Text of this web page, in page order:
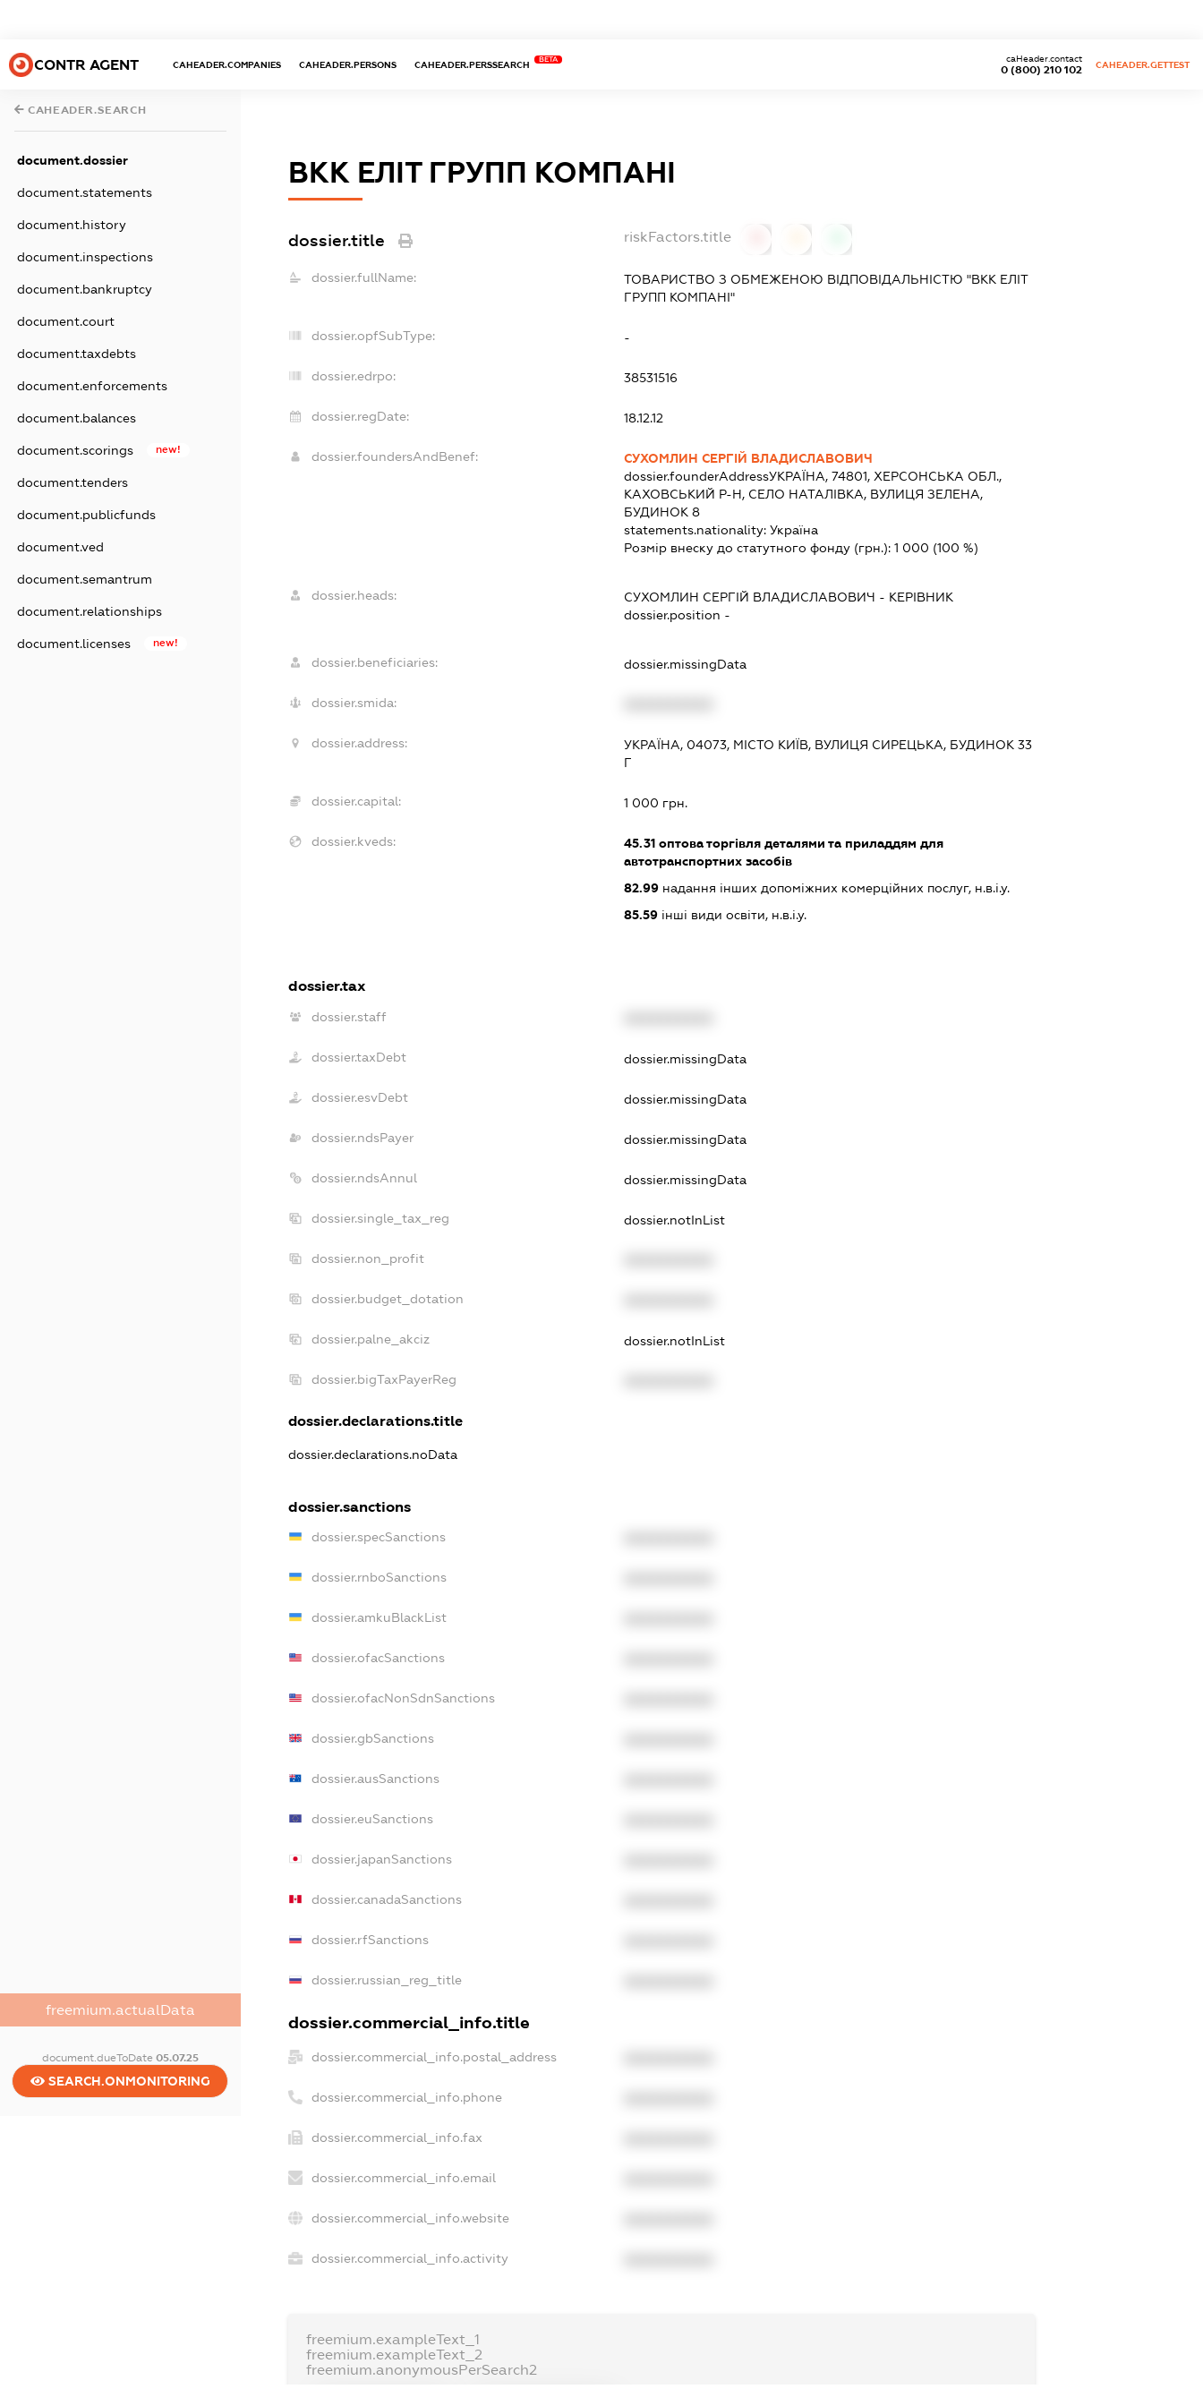
CONTR AGENT CAHEADER.COMPANIES CAHEADER.PERSONS CAHEADER.PERSSEARCH
BETA
0 (800) 210 102
caHeader.contact
CAHEADER.GETTEST
CAHEADER.SEARCH
document.dossier
document.statements
document.history
document.inspections
document.bankruptcy
document.court
document.taxdebts
document.enforcements
document.balances
document.scorings new!
document.tenders
document.publicfunds
document.ved
document.semantrum
document.relationships
document.licenses new!
freemium.actualData
document.dueToDate 05.07.25
SEARCH.ONMONITORING
ВКК ЕЛІТ ГРУПП КОМПАНІ
dossier.title riskFactors.title
dossier.fullName:
ТОВАРИСТВО З ОБМЕЖЕНОЮ ВІДПОВІДАЛЬНІСТЮ "ВКК ЕЛІТ
ГРУПП КОМПАНІ"
dossier.opfSubType: -
dossier.edrpo: 38531516
dossier.regDate: 18.12.12
dossier.foundersAndBenef:
СУХОМЛИН СЕРГІЙ ВЛАДИСЛАВОВИЧ
dossier.founderAddressУКРАЇНА, 74801, ХЕРСОНСЬКА ОБЛ.,
КАХОВСЬКИЙ Р-Н, СЕЛО НАТАЛІВКА, ВУЛИЦЯ ЗЕЛЕНА,
БУДИНОК 8
statements.nationality:Україна
Розмір внеску до статутного фонду (грн.):1 000 (100 %)
dossier.heads: СУХОМЛИН СЕРГІЙ ВЛАДИСЛАВОВИЧ - КЕРІВНИК
dossier.position -
dossier.beneficiaries: dossier.missingData
dossier.smida:
dossier.address:
УКРАЇНА, 04073, МІСТО КИЇВ, ВУЛИЦЯ СИРЕЦЬКА, БУДИНОК 33
Г
dossier.capital: 1 000 грн.
dossier.kveds: 45.31 оптова торгівля деталями та приладдям для
автотранспортних засобів
82.99 надання інших допоміжних комерційних послуг, н.в.і.у.
85.59 інші види освіти, н.в.і.у.
dossier.tax
dossier.staff
dossier.taxDebt dossier.missingData
dossier.esvDebt dossier.missingData
dossier.ndsPayer dossier.missingData
dossier.ndsAnnul dossier.missingData
dossier.single_tax_reg dossier.notInList
dossier.non_profit
dossier.budget_dotation
dossier.palne_akciz dossier.notInList
dossier.bigTaxPayerReg
dossier.declarations.title
dossier.declarations.noData
dossier.sanctions
dossier.specSanctions
dossier.rnboSanctions
dossier.amkuBlackList
dossier.ofacSanctions
dossier.ofacNonSdnSanctions
dossier.gbSanctions
dossier.ausSanctions
dossier.euSanctions
dossier.japanSanctions
dossier.canadaSanctions
dossier.rfSanctions
dossier.russian_reg_title
dossier.commercial_info.title
dossier.commercial_info.postal_address
dossier.commercial_info.phone
dossier.commercial_info.fax
dossier.commercial_info.email
dossier.commercial_info.website
dossier.commercial_info.activity
freemium.exampleText_1
freemium.exampleText_2
freemium.anonymousPerSearch2